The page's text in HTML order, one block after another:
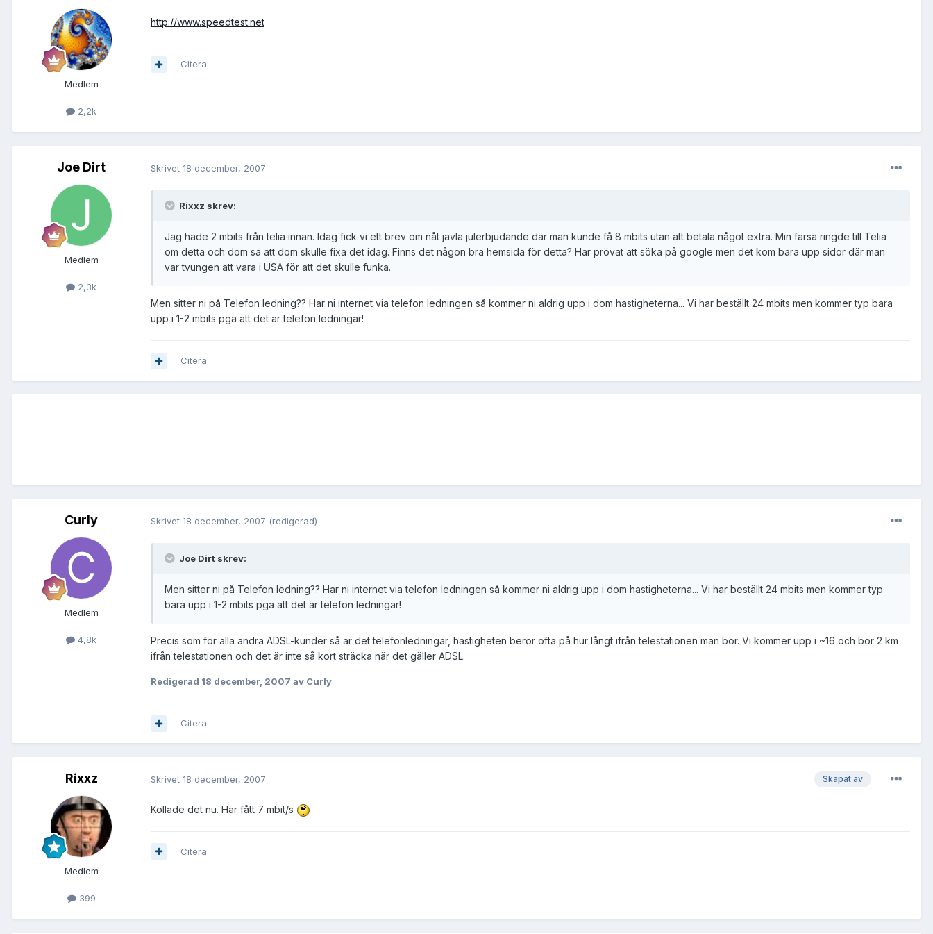
Medlem
2,2k
http://www.speedtest.net
Citera
Joe Dirt
Medlem
2,3k
Skrivet 18 december, 2007
Rixxz skrev:
Jag hade 2 mbits från telia innan. Idag fick vi ett brev om nåt jävla julerbjudande där man kunde få 8 mbits utan att betala något extra. Min farsa ringde till Telia
om detta och dom sa att dom skulle fixa det idag. Finns det någon bra hemsida för detta? Har prövat att söka på google men det kom bara upp sidor där man
var tvungen att vara i USA för att det skulle funka.
Men sitter ni på Telefon ledning?? Har ni internet via telefon ledningen så kommer ni aldrig upp i dom hastigheterna... Vi har beställt 24 mbits men kommer typ bara
upp i 1-2 mbits pga att det är telefon ledningar!
Citera
Curly
Medlem
4,8k
Skrivet 18 december, 2007 (redigerad)
Joe Dirt skrev:
Men sitter ni på Telefon ledning?? Har ni internet via telefon ledningen så kommer ni aldrig upp i dom hastigheterna... Vi har beställt 24 mbits men kommer typ
bara upp i 1-2 mbits pga att det är telefon ledningar!
Precis som för alla andra ADSL-kunder så är det telefonledningar, hastigheten beror ofta på hur långt ifrån telestationen man bor. Vi kommer upp i ~16 och bor 2 km
ifrån telestationen och det är inte så kort sträcka när det gäller ADSL.
Redigerad 18 december, 2007 av Curly
Citera
Rixxz
Medlem
399
Skapat av
Skrivet 18 december, 2007
Kollade det nu. Har fått 7 mbit/s
Citera